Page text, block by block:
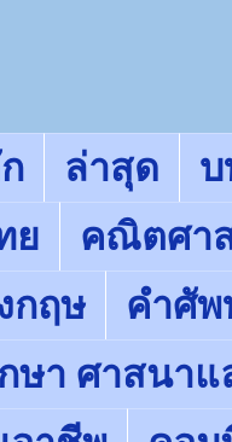
ล่าสุด
ย
คณิตศา
กฤษ
คำศัพ
ษา ศาสนา